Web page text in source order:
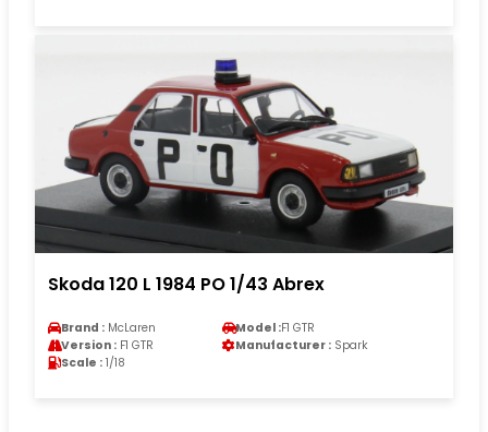
Skoda 120 L 1984 PO 1/43 Abrex
Brand : McLaren Model :F1 GTR
Version : F1 GTR Manufacturer : Spark
Scale : 1/18